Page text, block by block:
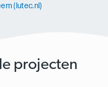
(lutec.nl)
projecten